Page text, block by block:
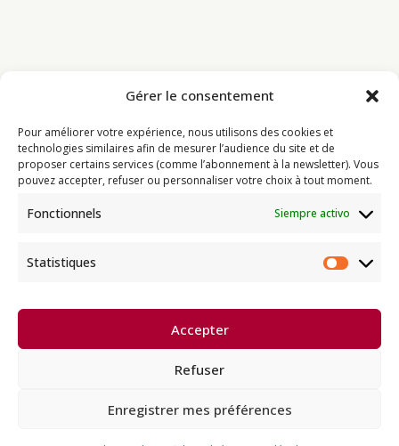
Gérer le consentement
Pour améliorer votre expérience, nous utilisons des cookies et
technologies similaires afin de mesurer l’audience du site et de
proposer certains services (comme l’abonnement à la newsletter). Vous
pouvez accepter, refuser ou personnaliser votre choix à tout moment.
Fonctionnels Siempre activo
Statistiques
Accepter
Refuser
Enregistrer mes préférences
Programme
Actualités
Ressources
Infos pratiques
direction spirituelle de Thayé
Dorjé, Sa Sainteté le XVII Gyalwa
lignée karma kagyü, est membre